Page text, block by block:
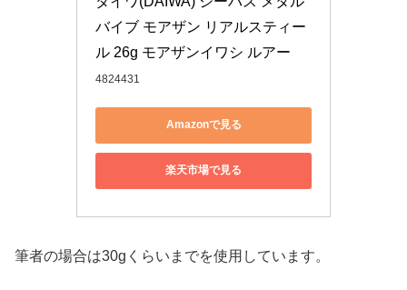
バイブ モアザン リアルスティー
ル 26g モアザンイワシ ルアー
4824431
Amazonで見る
楽天市場で見る
筆者の場合は30gくらいまでを使用しています。